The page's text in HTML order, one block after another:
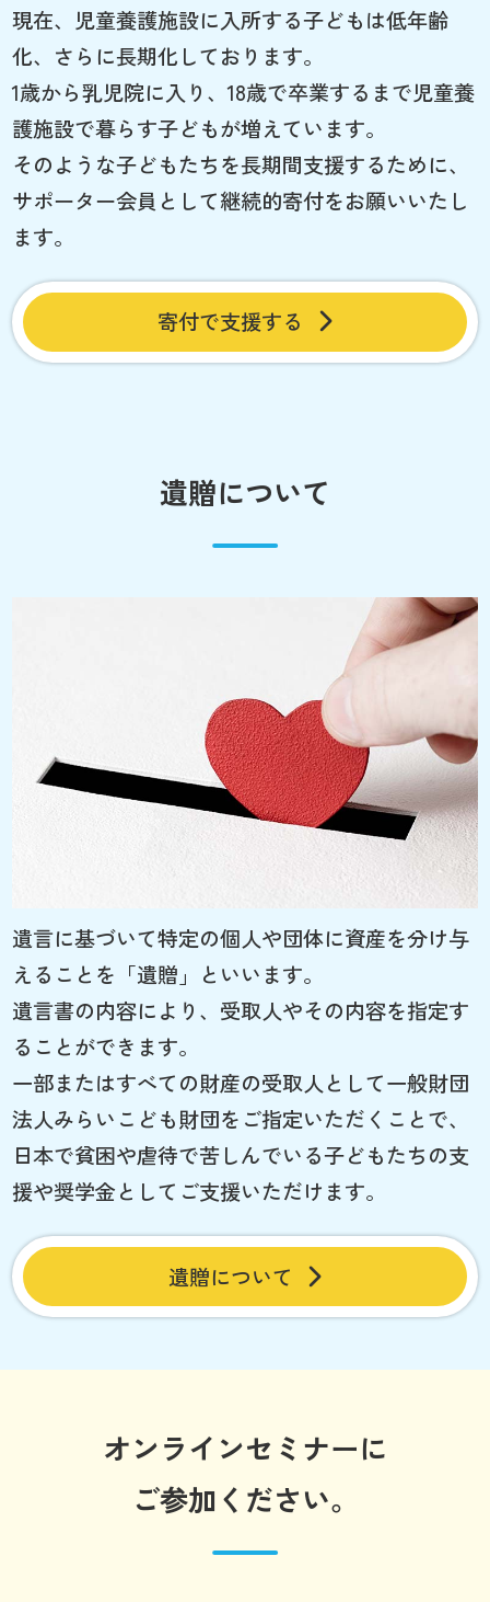
現在、児童養護施設に入所する子どもは低年齢
化、さらに長期化しております。
1歳から乳児院に入り、18歳で卒業するまで児童養
護施設で暮らす子どもが増えています。
そのような子どもたちを長期間支援するために、
サポーター会員として継続的寄付をお願いいたし
ます。
寄付で支援する
遺贈について
遺言に基づいて特定の個人や団体に資産を分け与
えることを「遺贈」といいます。
遺言書の内容により、受取人やその内容を指定す
ることができます。
一部またはすべての財産の受取人として一般財団
法人みらいこども財団をご指定いただくことで、
日本で貧困や虐待で苦しんでいる子どもたちの支
援や奨学金としてご支援いただけます。
遺贈について
オンラインセミナーに
ご参加ください。